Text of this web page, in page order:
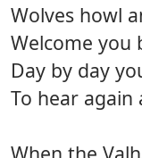
Wolves howl
Welcome you
Day by day
To hear
When the